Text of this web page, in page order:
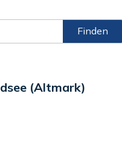
Finden
(Altmark)